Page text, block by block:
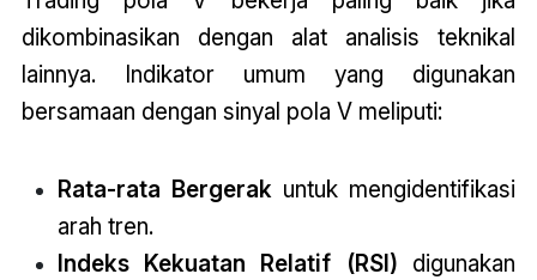
dikombinasikan dengan alat analisis teknikal
lainnya. Indikator umum yang digunakan
bersamaan dengan sinyal pola V meliputi:
Rata-rata Bergerakuntuk mengidentifikasi
arah tren.
Indeks Kekuatan Relatif (RSI) digunakan